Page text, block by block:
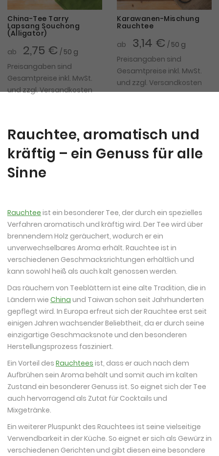
China-Tee Tarry
Lapsang Souchong
(Alligator)
ab
2,75 € / 50 g
Preisangaben sind
Gesamtpreise inkl. MwSt.
und zzgl.Versandkosten
Karawanen-Mischung
Rauchtee
ab
3,14 € / 50 g
Preisangaben sind
Gesamtpreise inkl. MwSt.
und zzgl. Versandkosten
Rauchtee, aromatisch und
kräftig – ein Genuss für alle
Sinne
Rauchtee ist ein besonderer Tee, der durch ein spezielles
Verfahren aromatisch und kräftig wird. Der Tee wird über
brennendem Holz geräuchert, wodurch er ein
unverwechselbares Aroma erhält. Rauchtee ist in
verschiedenen Geschmacksrichtungen erhältlich und
kann sowohl heiß als auch kalt genossen werden.
Das räuchern von Teeblättern ist eine alte Tradition, die in
Ländern wie China und Taiwan schon seit Jahrhunderten
gepflegt wird. In Europa erfreut sich der Rauchtee erst seit
einigen Jahren wachsender Beliebtheit, da er durch seine
einzigartige Geschmacksnote und den besonderen
Herstellungsprozess fasziniert.
Ein Vorteil des Rauchtees ist, dass er auch nach dem
Aufbrühen sein Aroma behält und somit auch im kalten
Zustand ein besonderer Genuss ist. So eignet sich der Tee
auch hervorragend als Zutat für Cocktails und
Mixgetränke.
Ein weiterer Pluspunkt des Rauchtees ist seine vielseitige
Verwendbarkeit in der Küche. So eignet er sich als Gewürz in
verschiedenen Gerichten und gibt diesen eine besondere